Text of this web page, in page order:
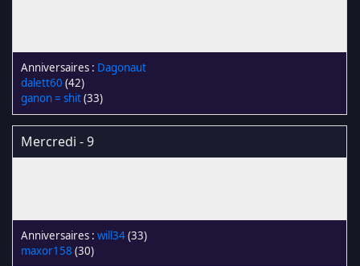
Dagonaut
dalett60 (42)
ganon = shit(33)
Mercredi - 9
will34(33)
maxor158 (30)